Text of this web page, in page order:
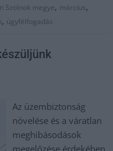
Szolnok megye, március,
, ügyfélfogadás
Az üzembiztonság
növelése és a váratlan
meghibásodások
megelőzése érdekében